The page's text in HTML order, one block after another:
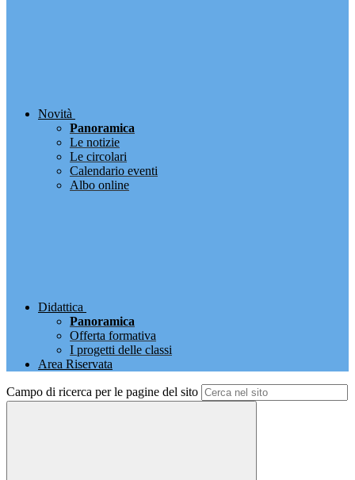
Novità
Panoramica
Le notizie
Le circolari
Calendario eventi
Albo online
Didattica
Panoramica
Offerta formativa
I progetti delle classi
Area Riservata
Campo di ricerca per le pagine del sito